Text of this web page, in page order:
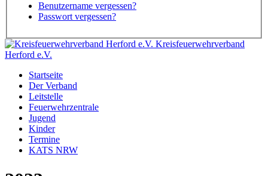
Benutzername vergessen?
Passwort vergessen?
Kreisfeuerwehrverband
Herford e.V.
Startseite
Der Verband
Leitstelle
Feuerwehrzentrale
Jugend
Kinder
Termine
KATS NRW